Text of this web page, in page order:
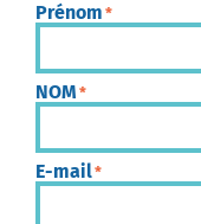
Prénom *
NOM *
E-mail*